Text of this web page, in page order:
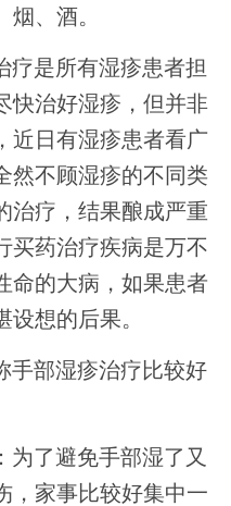
、酒。
疗是所有湿疹患者担
快治好湿疹，但并非
近日有湿疹患者看广
然不顾湿疹的不同类
治疗，结果酿成严重
买药治疗疾病是万不
命的大病，如果患者
想的后果。
手部湿疹治疗比较好
为了避免手部湿了又
，家事比较好集中一